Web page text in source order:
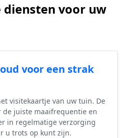
diensten voor uw
voor een strak
visitekaartje van uw tuin. De
de juiste maaifrequentie en
in regelmatige verzorging
u trots op kunt zijn.